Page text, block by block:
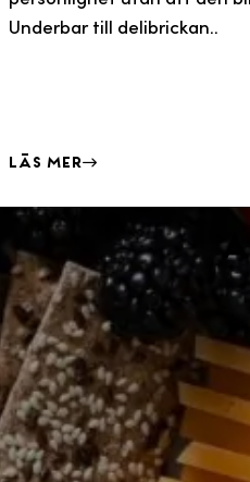
Underbar till delibrickan..
Läs mer